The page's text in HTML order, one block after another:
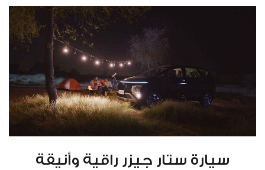
سيارة ستار جيزر راقية وأنيقة